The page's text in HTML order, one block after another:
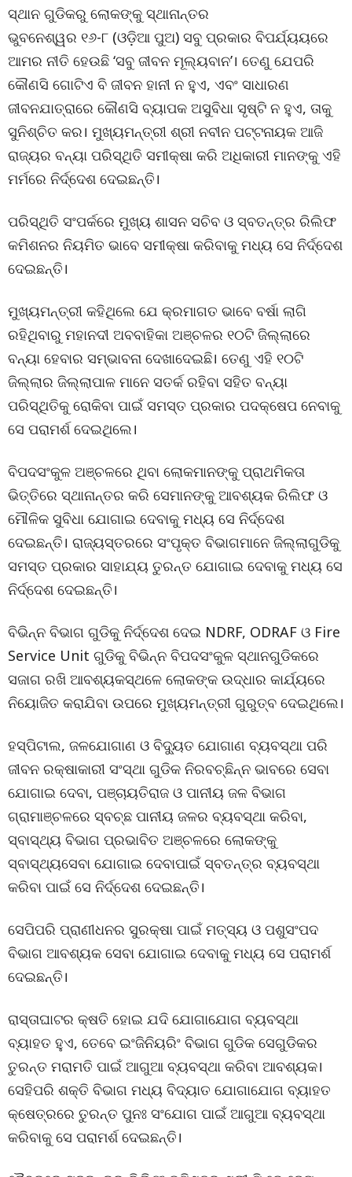
ସ୍ଥାନ ଗୁଡିକରୁ ଲୋକଙ୍କୁ ସ୍ଥାନାନ୍ତର
ଭୁବନେଶ୍ୱର ୧୬-୮ (ଓଡ଼ିଆ ପୁଅ) ସବୁ ପ୍ରକାର ବିପର୍ଯ୍ୟୟରେ
ଆମର ନୀତି ହେଉଛି ‘ସବୁ ଜୀବନ ମୂଲ୍ୟବାନ’। ତେଣୁ ଯେପରି
କୌଣସି ଗୋଟିଏ ବି ଜୀବନ ହାନୀ ନ ହୁଏ, ଏବଂ ସାଧାରଣ
ଜୀବନଯାତ୍ରାରେ କୌଣସି ବ୍ୟାପକ ଅସୁବିଧା ସୃଷ୍ଟି ନ ହୁଏ, ତାକୁ
ସୁନିଶ୍ଚିତ କର। ମୁଖ୍ୟମନ୍ତ୍ରୀ ଶ୍ରୀ ନବୀନ ପଟ୍ଟନାୟକ ଆଜି
ରାଜ୍ୟର ବନ୍ୟା ପରିସ୍ଥିତି ସମୀକ୍ଷା କରି ଅଧିକାରୀ ମାନଙ୍କୁ ଏହି
ମର୍ମରେ ନିର୍ଦ୍ଦେଶ ଦେଇଛନ୍ତି।
ପରିସ୍ଥିତି ସଂପର୍କରେ ମୁଖ୍ୟ ଶାସନ ସଚିବ ଓ ସ୍ବତନ୍ତ୍ର ରିଲିଫ
କମିଶନର ନିୟମିତ ଭାବେ ସମୀକ୍ଷା କରିବାକୁ ମଧ୍ୟ ସେ ନିର୍ଦ୍ଦେଶ
ଦେଇଛନ୍ତି।
ମୁଖ୍ୟମନ୍ତ୍ରୀ କହିଥିଲେ ଯେ କ୍ରମାଗତ ଭାବେ ବର୍ଷା ଲାଗି
ରହିଥିବାରୁ ମହାନଦୀ ଅବବାହିକା ଅଞ୍ଚଳର ୧୦ଟି ଜିଲ୍ଲାରେ
ବନ୍ୟା ହେବାର ସମ୍ଭାବନା ଦେଖାଦେଇଛି। ତେଣୁ ଏହି ୧୦ଟି
ଜିଲ୍ଲାର ଜିଲ୍ଲାପାଳ ମାନେ ସତର୍କ ରହିବା ସହିତ ବନ୍ୟା
ପରିସ୍ଥିତିକୁ ରୋକିବା ପାଇଁ ସମସ୍ତ ପ୍ରକାର ପଦକ୍ଷେପ ନେବାକୁ
ସେ ପରାମର୍ଶ ଦେଇଥିଲେ।
ବିପଦସଂକୁଳ ଅଞ୍ଚଳରେ ଥିବା ଲୋକମାନଙ୍କୁ ପ୍ରାଥମିକତା
ଭିତ୍ତିରେ ସ୍ଥାନାନ୍ତର କରି ସେମାନଙ୍କୁ ଆବଶ୍ୟକ ରିଲିଫ ଓ
ମୌଳିକ ସୁବିଧା ଯୋଗାଇ ଦେବାକୁ ମଧ୍ୟ ସେ ନିର୍ଦ୍ଦେଶ
ଦେଇଛନ୍ତି। ରାଜ୍ୟସ୍ତରରେ ସଂପୃକ୍ତ ବିଭାଗମାନେ ଜିଲ୍ଲାଗୁଡିକୁ
ସମସ୍ତ ପ୍ରକାର ସାହାଯ୍ୟ ତୁରନ୍ତ ଯୋଗାଇ ଦେବାକୁ ମଧ୍ୟ ସେ
ନିର୍ଦ୍ଦେଶ ଦେଇଛନ୍ତି।
ବିଭିନ୍ନ ବିଭାଗ ଗୁଡିକୁ ନିର୍ଦ୍ଦେଶ ଦେଇ NDRF, ODRAF ଓ Fire
Service Unit ଗୁଡିକୁ ବିଭିନ୍ନ ବିପଦସଂକୁଳ ସ୍ଥାନଗୁଡିକରେ
ସଜାଗ ରଖି ଆବଶ୍ୟକସ୍ଥଳେ ଲୋକଙ୍କ ଉଦ୍ଧାର କାର୍ଯ୍ୟରେ
ନିୟୋଜିତ କରାଯିବା ଉପରେ ମୁଖ୍ୟମନ୍ତ୍ରୀ ଗୁରୁତ୍ବ ଦେଇଥିଲେ।
ହସ୍‌ପିଟାଲ, ଜଳଯୋଗାଣ ଓ ବିଦ୍ୟୁତ ଯୋଗାଣ ବ୍ୟବସ୍ଥା ପରି
ଜୀବନ ରକ୍ଷାକାରୀ ସଂସ୍ଥା ଗୁଡିକ ନିରବଚ୍ଛିନ୍ନ ଭାବରେ ସେବା
ଯୋଗାଇ ଦେବା, ପଞ୍ଚାୟତିରାଜ ଓ ପାନୀୟ ଜଳ ବିଭାଗ
ଗ୍ରାମାଞ୍ଚଳରେ ସ୍ବଚ୍ଛ ପାନୀୟ ଜଳର ବ୍ୟବସ୍ଥା କରିବା,
ସ୍ବାସ୍ଥ୍ୟ ବିଭାଗ ପ୍ରଭାବିତ ଅଞ୍ଚଳରେ ଲୋକଙ୍କୁ
ସ୍ବାସ୍ଥ୍ୟସେବା ଯୋଗାଇ ଦେବାପାଇଁ ସ୍ବତନ୍ତ୍ର ବ୍ୟବସ୍ଥା
କରିବା ପାଇଁ ସେ ନିର୍ଦ୍ଦେଶ ଦେଇଛନ୍ତି।
ସେପିପରି ପ୍ରାଣୀଧନର ସୁରକ୍ଷା ପାଇଁ ମତ୍ସ୍ୟ ଓ ପଶୁସଂପଦ
ବିଭାଗ ଆବଶ୍ୟକ ସେବା ଯୋଗାଇ ଦେବାକୁ ମଧ୍ୟ ସେ ପରାମର୍ଶ
ଦେଇଛନ୍ତି।
ରାସ୍ତାଘାଟର କ୍ଷତି ହୋଇ ଯଦି ଯୋଗାଯୋଗ ବ୍ୟବସ୍ଥା
ବ୍ୟାହତ ହୁଏ, ତେବେ ଇଂଜିନିୟରିଂ ବିଭାଗ ଗୁଡିକ ସେଗୁଡିକର
ତୁରନ୍ତ ମରାମତି ପାଇଁ ଆଗୁଆ ବ୍ୟବସ୍ଥା କରିବା ଆବଶ୍ୟକ।
ସେହିପରି ଶକ୍ତି ବିଭାଗ ମଧ୍ୟ ବିଦ୍ୟାତ ଯୋଗାଯୋଗ ବ୍ୟାହତ
କ୍ଷେତ୍ରରେ ତୁରନ୍ତ ପୁନଃ ସଂଯୋଗ ପାଇଁ ଆଗୁଆ ବ୍ୟବସ୍ଥା
କରିବାକୁ ସେ ପରାମର୍ଶ ଦେଇଛନ୍ତି।